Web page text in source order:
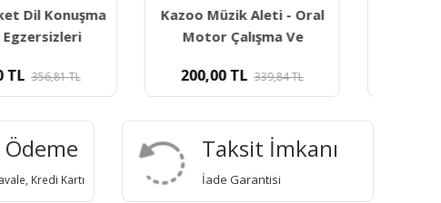
Müzik Aleti - Oral
Çalışma Ve
TL 339,84
Detay Yayıncılık Heceden
Hikayeye Konuşma Sesi
380,00TL 542,80
Kredi Kartı
Taksit İmkanı
İade Garantisi